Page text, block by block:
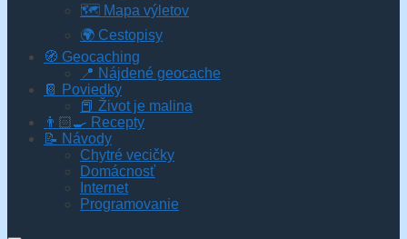
🗺 Mapa výletov
🌍 Cestopisy
🧭 Geocaching
📍 Nájdené geocache
📔 Poviedky
📕 Život je malina
👨🏻‍🍳 Recepty
📝 Návody
Chytré vecičky
Domácnosť
Internet
Programovanie